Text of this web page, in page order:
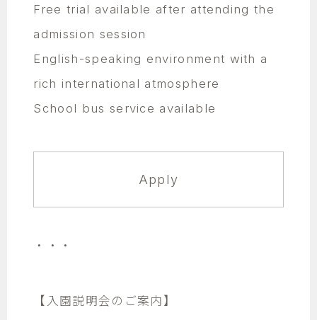
Free trial available after attending the
admission session
English-speaking environment with a
rich international atmosphere
School bus service available
Apply
・・・
【入園説明会のご案内】